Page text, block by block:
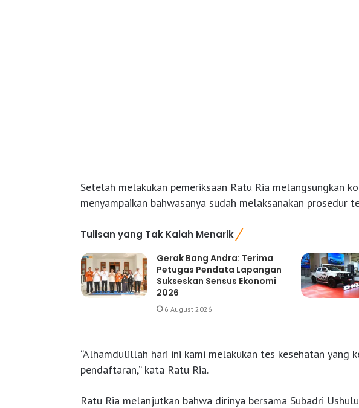
Setelah melakukan pemeriksaan Ratu Ria melangsungkan
menyampaikan bahwasanya sudah melaksanakan prosedur
Tulisan yang Tak Kalah Menarik
Gerak Bang Andra: Terima
Petugas Pendata Lapangan
Sukseskan Sensus Ekonomi
2026
6 August 2026
“Alhamdulillah hari ini kami melakukan tes kesehatan yang
pendaftaran,” kata Ratu Ria.
Ratu Ria melanjutkan bahwa dirinya bersama Subadri